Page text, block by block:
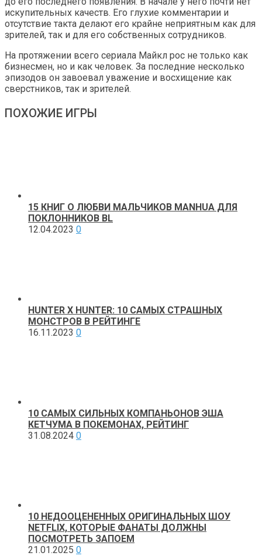
искупительных качеств. Его глухие комментарии и
отсутствие такта делают его крайне неприятным как для
зрителей, так и для его собственных сотрудников.
На протяжении всего сериала Майкл рос не только как
бизнесмен, но и как человек. За последние несколько
эпизодов он завоевал уважение и восхищение как
сверстников, так и зрителей.
ПОХОЖИЕ ИГРЫ
15 КНИГ О ЛЮБВИ МАЛЬЧИКОВ MANHUA ДЛЯ
ПОКЛОННИКОВ BL
12.04.2023 0
HUNTER X HUNTER: 10 САМЫХ СТРАШНЫХ
МОНСТРОВ В РЕЙТИНГЕ
16.11.2023 0
10 САМЫХ СИЛЬНЫХ КОМПАНЬОНОВ ЭША
КЕТЧУМА В ПОКЕМОНАХ, РЕЙТИНГ
31.08.2024 0
10 НЕДООЦЕНЕННЫХ ОРИГИНАЛЬНЫХ ШОУ
NETFLIX, КОТОРЫЕ ФАНАТЫ ДОЛЖНЫ
ПОСМОТРЕТЬ ЗАПОЕМ
21.01.2025 0